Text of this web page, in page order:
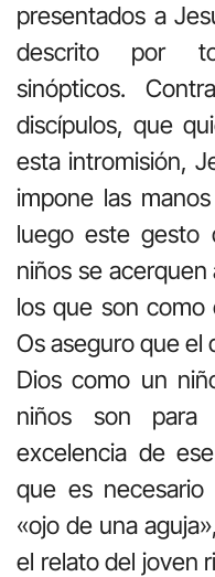
presentados a
descrito por
sinópticos.
discípulos, que
esta intromisión,
impone las
luego este gesto
niños se acerquen
los que son como
Os aseguro que el
Dios como un
niños son
excelencia de
que es
«ojo de una
el relato del joven